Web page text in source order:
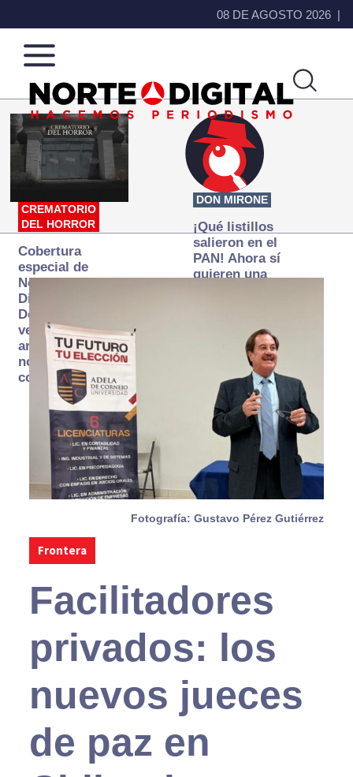
08 DE AGOSTO 2026
Norte
de
Ciudad
Más
que
noticias,
hacemos periodismo
CREMATORIO
DEL HORROR
Cobertura
especial de
Norte
Digital:
Donde la
verdad
arde… pero
no se
consume
DON MIRONE
¡Qué listillos
salieron en el
PAN! Ahora sí
quieren una
Fotografía: Gustavo Pérez Gutiérrez
Frontera
Facilitadores
privados: los
nuevos jueces
de paz en